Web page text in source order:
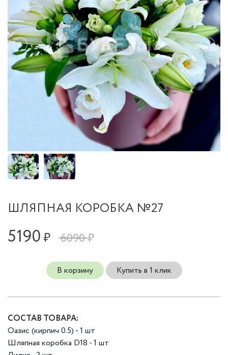
ШЛЯПНАЯ КОРОБКА №27
5190₽ 6090 ₽
В корзину Купить в 1 клик
СОСТАВ ТОВАРА:
Оазис (кирпич 0.5) - 1 шт
Шляпная коробка D18 - 1 шт